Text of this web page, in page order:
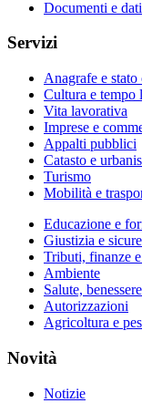
Documenti e dati
Servizi
Anagrafe e
Cultura e tempo
Vita lavorativa
Imprese e
Appalti pubblici
Catasto e
Turismo
Mobilità e
Educazione e
Giustizia e
Tributi, finanze
Ambiente
Salute,
Autorizzazioni
Agricoltura e
Novità
Notizie